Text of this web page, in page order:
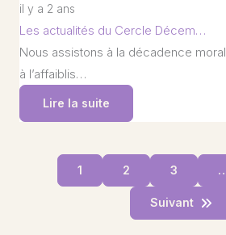
il y a 2 ans
Les actualités du Cercle Décem…
Nous assistons à la décadence
à l’affaiblis…
Lire la suite
1 2 3
Suivant